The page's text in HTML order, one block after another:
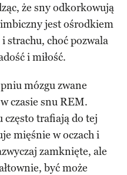
że sny odkorkowują
jest ośrodkiem
strachu, choć pozwala
i miłość.
mózgu zwane
czasie snu REM.
trafiają do tej
mięśnie w oczach i
zamknięte, ale
być może